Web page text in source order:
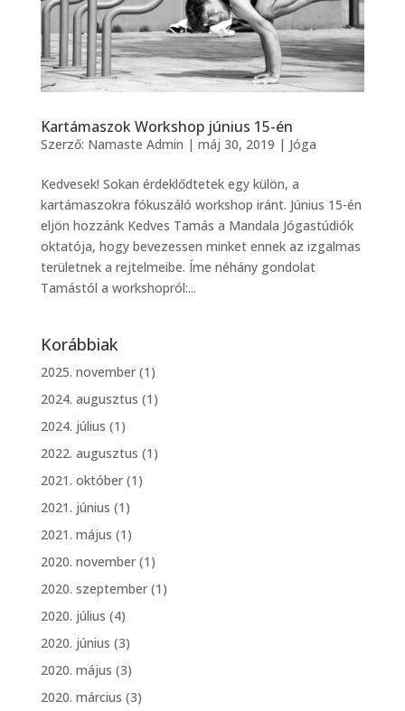
Kartámaszok Workshop június 15-én
Szerző: Namaste Admin | máj 30, 2019 | Jóga
Kedvesek! Sokan érdeklődtetek egy külön, a
kartámaszokra fókuszáló workshop iránt. Június 15-én
eljön hozzánk Kedves Tamás a Mandala Jógastúdiók
oktatója, hogy bevezessen minket ennek az izgalmas
területnek a rejtelmeibe. Íme néhány gondolat
Tamástól a workshopról:...
Korábbiak
2025. november(1)
2024. augusztus (1)
2024. július (1)
2022. augusztus (1)
2021. október(1)
2021. június (1)
2021. május (1)
2020. november(1)
2020. szeptember(1)
2020. július (4)
2020. június (3)
2020. május (3)
2020. március (3)